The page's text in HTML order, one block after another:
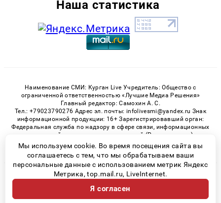
Наша статистика
Наименование СМИ: Курган Live Учредитель: Общество с
ограниченной ответственностью «Лучшие Медиа Решения»
Главный редактор: Самохин А. С.
Тел.: +79023790276 Адрес эл. почты: infolivesmi@yandex.ru Знак
информационной продукции: 16+ Зарегистрировавший орган:
Федеральная служба по надзору в сфере связи, информационных
технологий и массовых коммуникаций (Роскомнадзор)
Регистрационный номер СМИ ЭЛ № ФС 77 - 82535 от 21.01.2022
© 2026 «Kurgan-Live» | Все права защищены
Возрастная категория сайта 16+
Политика конфиденциальности
Мы используем cookie. Во время посещения сайта вы
соглашаетесь с тем, что мы обрабатываем ваши
персональные данные с использованием метрик Яндекс
Метрика, top.mail.ru, LiveInternet.
Я согласен